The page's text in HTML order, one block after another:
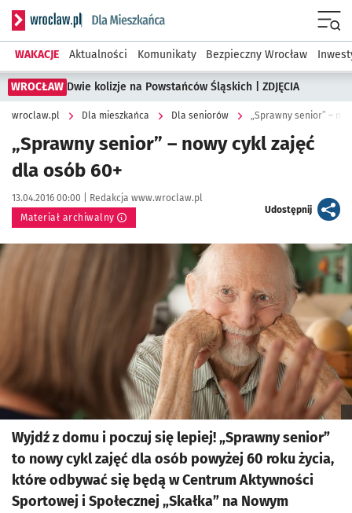
Serwis informacyjny wroclaw.pl podserwis: Dla mieszkańca
WAKACJE Aktualności Komunikaty Bezpieczny Wrocław
WROCŁAW Dwie kolizje na Powstańców Śląskich | ZDJĘCIA
wroclaw.pl Dla mieszkańca Dla seniorów „Sprawny senior” –
„Sprawny senior” – nowy cykl zajęć
dla osób 60+
Data publikacji:
13.04.2016 00:00 | Autor:
Redakcja www.wroclaw.pl
Materiał archiwalny
Udostępnijartykuł
Kliknij, aby powiększyć
Wyjdź z domu i poczuj się lepiej! „Sprawny senior”
to nowy cykl zajęć dla osób powyżej 60 roku życia,
które odbywać się będą w Centrum Aktywności
Sportowej i Społecznej „Skałka” na Nowym